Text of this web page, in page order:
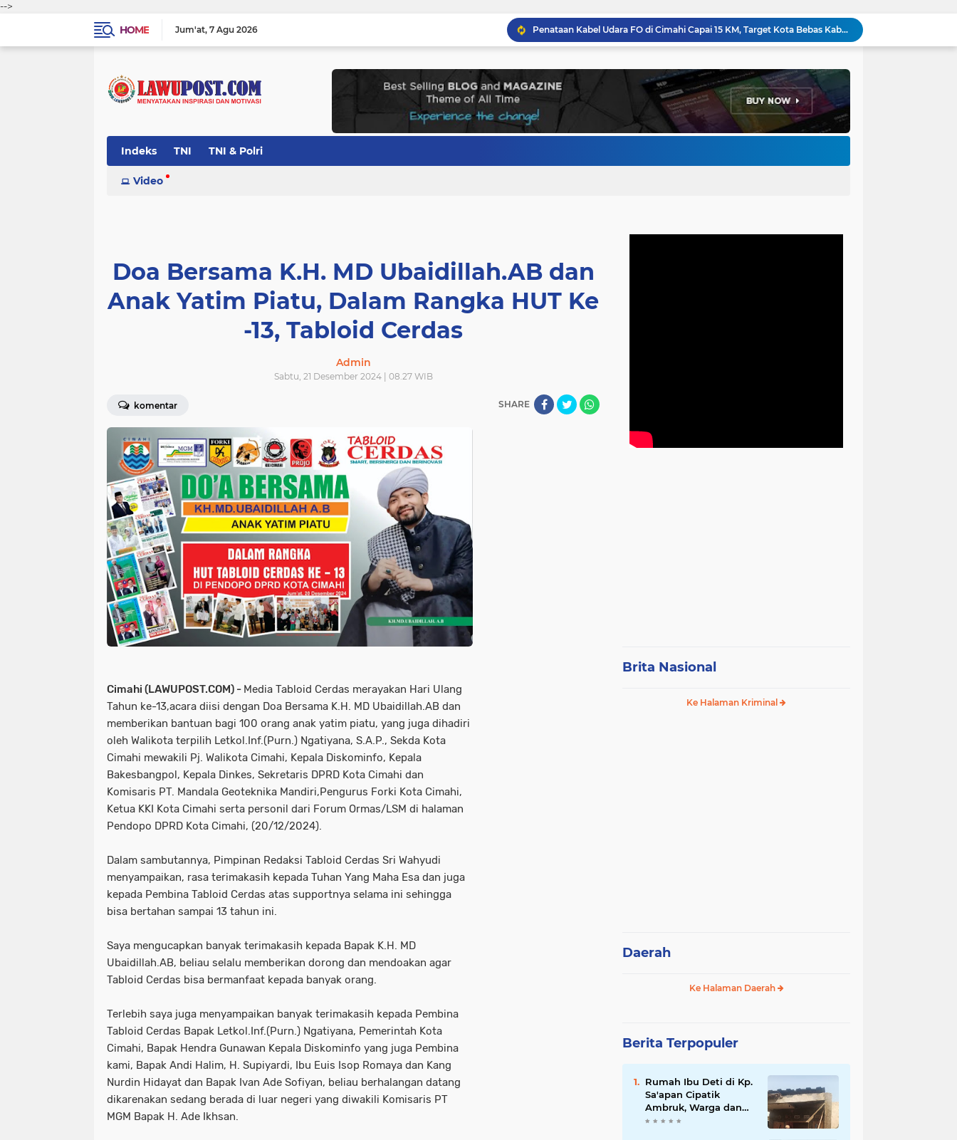
-->
HOME
Jum'at 7 Agu 2026
Penataan Kabel Udara FO di Cimahi Capai 15 KM, Target Kota Bebas Kabel Semrawut
Bupati Jeje Ritchie Ismail Rotasikan Kadishub dan Kadisbudpar, Serta Lantik Ratusan ASN Bandung Barat
H. Bagus Machdiyantoro Resmi Pimpin Komunitas BBC Periode 2026–2031, Siap Perkuat Solidaritas dan Hadirkan Program Nyata untuk Masyarakat
Ketum Paguyuban Cepot Motah Resmikan 28 UMKM, Siap Gelar Festival Budaya dan UMKM di Jalan Braga
Program Gaslah Kota Bandung Raih Apresiasi Pemerintah Pusat, Pengolahan Sampah Capai 30 Persen
Indeks TNI TNI & Polri
Video
Doa Bersama K.H. MD Ubaidillah.AB dan
Anak Yatim Piatu, Dalam Rangka HUT Ke
-13, Tabloid Cerdas
Admin
Sabtu, 21 Desember 2024 | 08.27 WIB
komentar SHARE
Cimahi (LAWUPOST.COM) - Media Tabloid Cerdas merayakan Hari Ulang
Tahun ke-13,acara diisi dengan Doa Bersama K.H. MD Ubaidillah.AB dan
memberikan bantuan bagi 100 orang anak yatim piatu, yang juga dihadiri
oleh Walikota terpilih Letkol.Inf.(Purn.) Ngatiyana, S.A.P., Sekda Kota
Cimahi mewakili Pj. Walikota Cimahi, Kepala Diskominfo, Kepala
Bakesbangpol, Kepala Dinkes, Sekretaris DPRD Kota Cimahi dan
Komisaris PT. Mandala Geoteknika Mandiri,Pengurus Forki Kota Cimahi,
Ketua KKI Kota Cimahi serta personil dari Forum Ormas/LSM di halaman
Pendopo DPRD Kota Cimahi, (20/12/2024).
Dalam sambutannya, Pimpinan Redaksi Tabloid Cerdas Sri Wahyudi
menyampaikan, rasa terimakasih kepada Tuhan Yang Maha Esa dan juga
kepada Pembina Tabloid Cerdas atas supportnya selama ini sehingga
bisa bertahan sampai 13 tahun ini.
Saya mengucapkan banyak terimakasih kepada Bapak K.H. MD
Ubaidillah.AB, beliau selalu memberikan dorong dan mendoakan agar
Tabloid Cerdas bisa bermanfaat kepada banyak orang.
Terlebih saya juga menyampaikan banyak terimakasih kepada Pembina
Tabloid Cerdas Bapak Letkol.Inf.(Purn.) Ngatiyana, Pemerintah Kota
Cimahi, Bapak Hendra Gunawan Kepala Diskominfo yang juga Pembina
kami, Bapak Andi Halim, H. Supiyardi, Ibu Euis Isop Romaya dan Kang
Nurdin Hidayat dan Bapak Ivan Ade Sofiyan, beliau berhalangan datang
dikarenakan sedang berada di luar negeri yang diwakili Komisaris PT
MGM Bapak H. Ade Ikhsan.
Brita Nasional
Ke Halaman Kriminal
Daerah
Ke Halaman Daerah
Berita Terpopuler
Rumah Ibu Deti di Kp.
Sa'apan Cipatik
Ambruk, Warga dan
Pemdes Sigap Bantu